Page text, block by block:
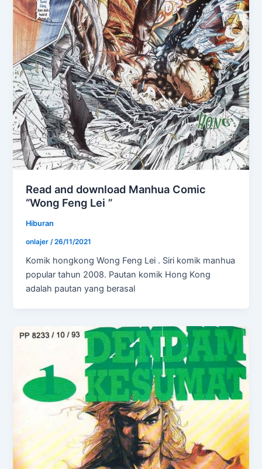
Read and download Manhua Comic
“Wong Feng Lei ”
Hiburan
onlajer /26/11/2021
Komik hongkong Wong Feng Lei . Siri komik manhua
popular tahun 2008. Pautan komik Hong Kong
adalah pautan yang berasal